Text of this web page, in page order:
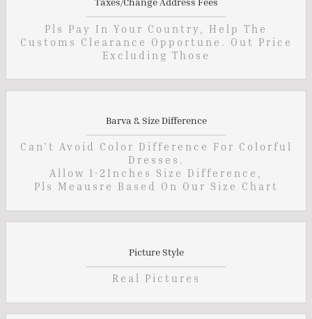
Pls Pay In Your Country, Help The
Customs Clearance Opportune. Out Price
Excluding Those
Barva & Size Difference
Can't Avoid Color Difference For Colorful
Dresses.
Allow 1-2Inches Size Difference,
Pls Meausre Based On Our Size Chart
Picture Style
Real Pictures